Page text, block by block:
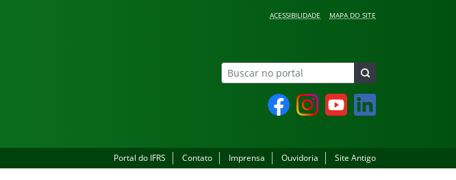
ACESSIBILIDADE MAPA DO SITE
FacebookInstagramYouTube LinkedIn
Portal do IFRS Contato Imprensa Ouvidoria Site Antigo